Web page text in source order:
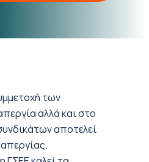
των
αλλά και στο
αποτελεί